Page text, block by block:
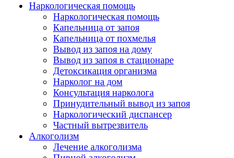
Наркологическая помощь
Наркологическая помощь
Капельница от запоя
Капельница от похмелья
Вывод из запоя на дому
Вывод из запоя в стационаре
Детоксикация организма
Нарколог на дом
Консультация нарколога
Принудительный вывод из запоя
Наркологический диспансер
Частный вытрезвитель
Алкоголизм
Лечение алкоголизма